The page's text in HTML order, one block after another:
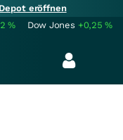
eröffnen
% Dow Jones +0,25%